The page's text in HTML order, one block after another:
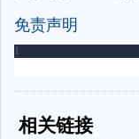
免责声明
-
相关链接